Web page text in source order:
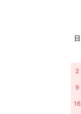
日
2
9
16